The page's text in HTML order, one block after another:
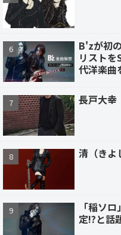
B'zが初
リスト
代洋楽曲
長戸大幸
清（きよ
「稲ソ
定!?と話